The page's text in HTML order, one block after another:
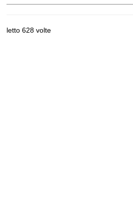
letto 628 volte